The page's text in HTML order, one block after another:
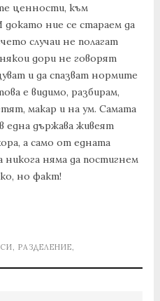
ценности, към
докато ние се стараем да
случаи не полагат
дори не говорят
и да спазват нормите
е видимо, разбирам,
макар и на ум. Самата
една държава живеят
а само от едната
никога няма да постигнем
но факт!
, РАЗДЕЛЕНИЕ,